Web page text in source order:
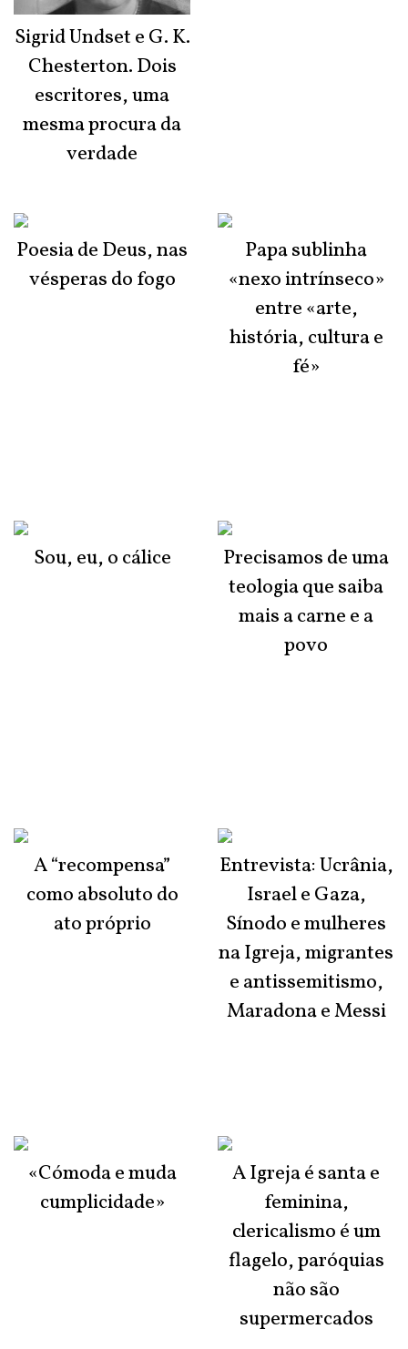
Sigrid Undset e G. K.
Chesterton. Dois
escritores, uma
mesma procura da
verdade
Poesia de Deus, nas
vésperas do fogo
Sou, eu, o cálice
A “recompensa”
como absoluto do
ato próprio
«Cómoda e muda
cumplicidade»
Papa sublinha
«nexo intrínseco»
entre «arte,
história, cultura e
fé»
Precisamos de uma
teologia que saiba
mais a carne e a
povo
Entrevista: Ucrânia,
Israel e Gaza,
Sínodo e mulheres
na Igreja, migrantes
e antissemitismo,
Maradona e Messi
A Igreja é santa e
feminina,
clericalismo é um
flagelo, paróquias
não são
supermercados